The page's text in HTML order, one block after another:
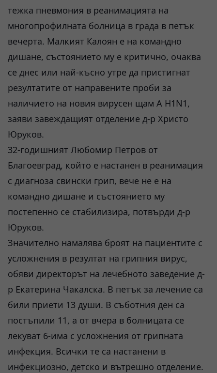
тежка пневмония в реанимацията на
многопрофилната болница в града в петък
вечерта. Малкият Калоян е на командно
дишане, състоянието му е критично, очаква
се днес или най-късно утре да пристигнат
резултатите от направените проби за
наличието на новия вирусен щам A H1N1,
заяви завеждащият отделение д-р Христо
Юруков.
32-годишният Любомир Петров от
Благоевград, който е настанен в реанимация
с диагноза свински грип, вече не е на
командно дишане и състоянието му
постепенно се стабилизира, потвърди д-р
Юруков.
Значително намалява броят на пациентите с
усложнения в резултат на грипния вирус,
обяви директорът на лечебното заведение д-
р Екатерина Чакалска. В петък за лечение са
били приети 13 души. В съботния ден са
постъпили 11, а от вчера в болницата се
лекуват 6-има с усложнения от грипната
инфекция. Всички те са настанени в
инфекциозно, детско и вътрешно отделение.